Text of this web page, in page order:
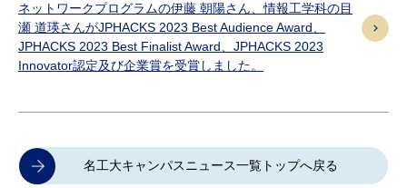
ネットワークプログラムの伊藤 朝陽さん、情報工学科の目
瀬 道瑛さんがJPHACKS 2023 Best Audience Award、
JPHACKS 2023 Best Finalist Award、JPHACKS 2023
Innovator認定及び企業賞を受賞しました。
名工大キャンパスニュース一覧トップへ戻る